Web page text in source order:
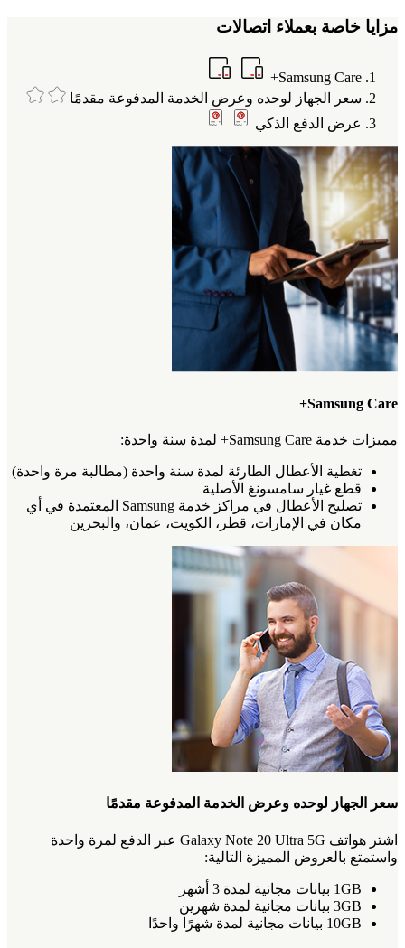
مزايا خاصة بعملاء اتصالات
Samsung Care+
سعر الجهاز لوحده وعرض الخدمة المدفوعة مقدمًا
عرض الدفع الذكي
Samsung Care+
مميزات خدمة Samsung Care+ لمدة سنة واحدة:
تغطية الأعطال الطارئة لمدة سنة واحدة (مطالبة مرة واحدة)
قطع غيار سامسونغ الأصلية
تصليح الأعطال في مراكز خدمة Samsung المعتمدة في أي
مكان في الإمارات، قطر، الكويت، عمان، والبحرين
سعر الجهاز لوحده وعرض الخدمة المدفوعة مقدمًا
اشتر هواتف Galaxy Note 20 Ultra 5G عبر الدفع لمرة واحدة
واستمتع بالعروض المميزة التالية:
1GB بيانات مجانية لمدة 3 أشهر
3GB بيانات مجانية لمدة شهرين
10GB بيانات مجانية لمدة شهرًا واحدًا